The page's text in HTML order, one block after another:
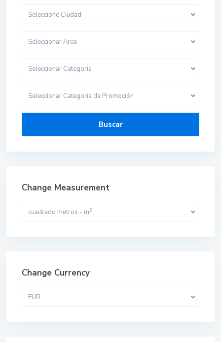
Seleccione Ciudad
Seleccionar Area
Seleccionar Categoría
Seleccionar Categoría de Promoción
Buscar
Change Measurement
cuadrado metros - m2
Change Currency
EUR